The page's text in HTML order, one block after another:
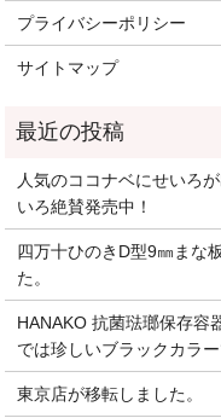
プライバシーポリシー
サイトマップ
人気のココナベにせいろ
いろ絶賛発売中！
四万十ひのきD型9㎜まな
た。
HANAKO 抗菌琺瑯保存容
では珍しいブラックカラー
東京店が移転しました。